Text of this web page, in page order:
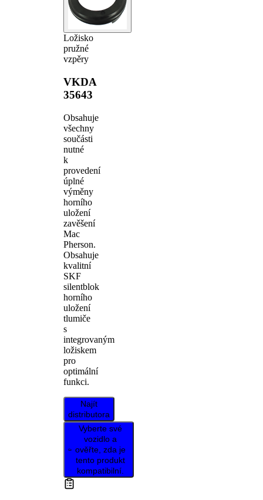
Ložisko
pružné
vzpěry
VKDA
35643
Obsahuje
všechny
součásti
nutné
k
provedení
úplné
výměny
horního
uložení
zavěšení
Mac
Pherson.
Obsahuje
kvalitní
SKF
silentblok
horního
uložení
tlumiče
s
integrovaným
ložiskem
pro
optimální
funkci.
Najít
distributora
Vyberte své
vozidlo a
ověřte, zda je
tento produkt
kompatibilní.